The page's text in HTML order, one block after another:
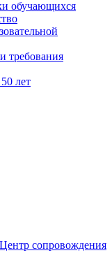
обучающихся
требования
лет
сопровождения